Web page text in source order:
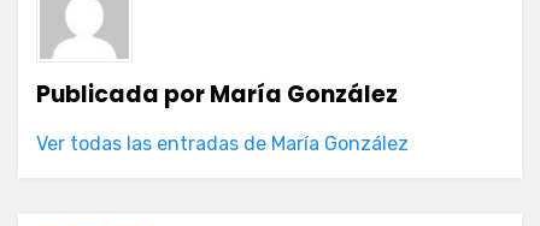
Publicada porMaría González
Ver todas las entradas de María González